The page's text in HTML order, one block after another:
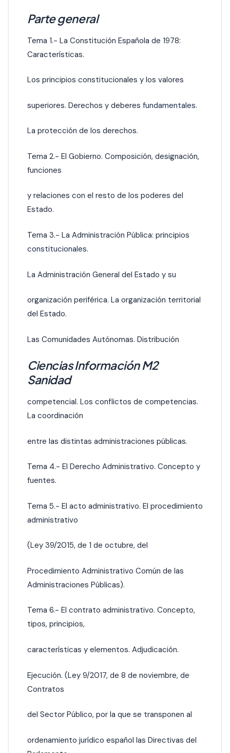
Parte general
Tema 1.- La Constitución Española de 1978:
Características.
Los principios constitucionales y los valores
superiores. Derechos y deberes fundamentales.
La protección de los derechos.
Tema 2.- El Gobierno. Composición, designación,
funciones
y relaciones con el resto de los poderes del
Estado.
Tema 3.- La Administración Pública: principios
constitucionales.
La Administración General del Estado y su
organización periférica. La organización territorial
del Estado.
Las Comunidades Autónomas. Distribución
Ciencias Información M2
Sanidad
competencial. Los conflictos de competencias.
La coordinación
entre las distintas administraciones públicas.
Tema 4.- El Derecho Administrativo. Concepto y
fuentes.
Tema 5.- El acto administrativo. El procedimiento
administrativo
(Ley 39/2015, de 1 de octubre, del
Procedimiento Administrativo Común de las
Administraciones Públicas).
Tema 6.- El contrato administrativo. Concepto,
tipos, principios,
características y elementos. Adjudicación.
Ejecución. (Ley 9/2017, de 8 de noviembre, de
Contratos
del Sector Público, por la que se transponen al
ordenamiento jurídico español las Directivas del